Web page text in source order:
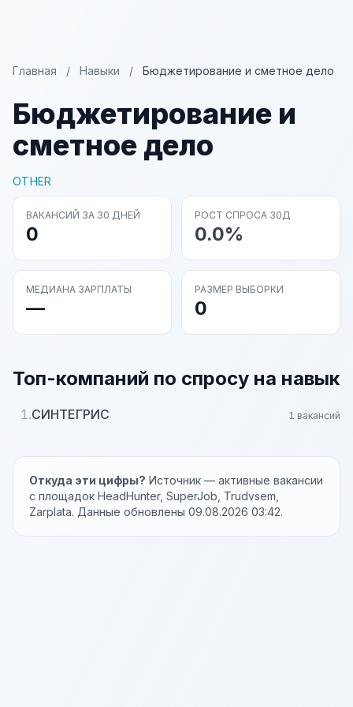
Главная / Навыки / Бюджетирование и сметное дело
Бюджетирование и
сметное дело
OTHER
ВАКАНСИЙ ЗА 30 ДНЕЙ
0
РОСТ СПРОСА 30Д
0.0%
МЕДИАНА ЗАРПЛАТЫ
—
РАЗМЕР ВЫБОРКИ
0
Топ-компаний по спросу на навык
1.СИНТЕГРИС 1 вакансий
Откуда эти цифры? Источник — активные вакансии
с площадок HeadHunter, SuperJob, Trudvsem,
Zarplata. Данные обновлены 09.08.2026 03:42.